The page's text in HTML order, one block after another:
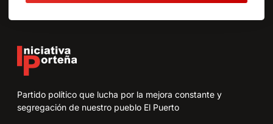
Partido político que lucha por la mejora constante y
segregación de nuestro pueblo El Puerto